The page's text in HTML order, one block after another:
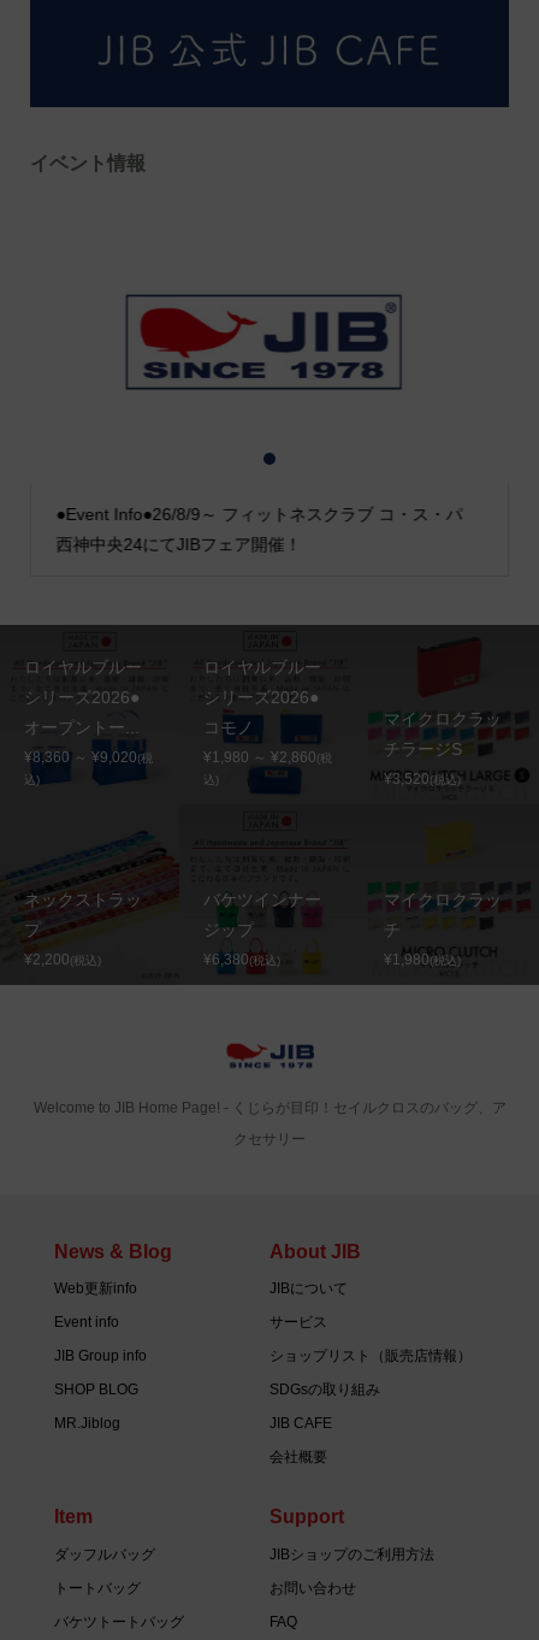
イベント情報
●Event Info●26/8/9～ フィットネスクラブ コ・ス・パ
西神中央24にてJIBフェア開催！
2
ロイヤルブルー
シリーズ2026●
オープントー...
¥8,360 ～ ¥9,020(税
込)
ロイヤルブルー
シリーズ2026●
コモノ
¥1,980 ～ ¥2,860(税
込)
マイクロクラッ
チラージS
¥3,520(税込)
ネックストラッ
プ
¥2,200(税込)
バケツインナー
ジップ
¥6,380(税込)
マイクロクラッ
チ
¥1,980(税込)
Welcome to JIB Home Page! ‐ くじらが目印！セイルクロスのバッグ、ア
クセサリー
News & Blog
Web更新info
Event info
JIB Group info
SHOP BLOG
MR.Jiblog
About JIB
JIBについて
サービス
ショップリスト（販売店情報）
SDGsの取り組み
JIB CAFE
会社概要
Item
ダッフルバッグ
トートバッグ
バケツトートバッグ
Support
JIBショップのご利用方法
お問い合わせ
FAQ